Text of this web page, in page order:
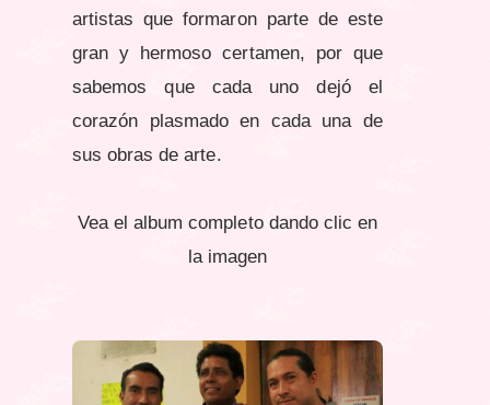
artistas que formaron parte de este
gran y hermoso certamen, por que
sabemos que cada uno dejó el
corazón plasmado en cada una de
sus obras de arte.
Vea el album completo dando clic en
la imagen